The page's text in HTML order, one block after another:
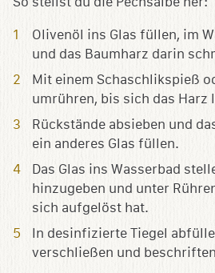
Olivenöl ins Glas füllen, im
und das Baumharz darin
Mit einem Schaschlikspieß
umrühren, bis sich das Harz
Rückstände absieben und
ein anderes Glas füllen.
Das Glas ins Wasserbad
hinzugeben und unter
sich aufgelöst hat.
In desinfizierte Tiegel
verschließen und